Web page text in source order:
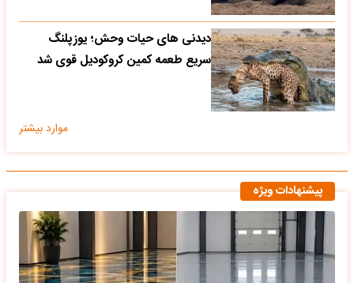
دیدنی های حیات وحش؛ یوزپلنگ
سریع طعمه کمین کروکودیل قوی شد
موارد بیشتر
پیشنهادات ویژه